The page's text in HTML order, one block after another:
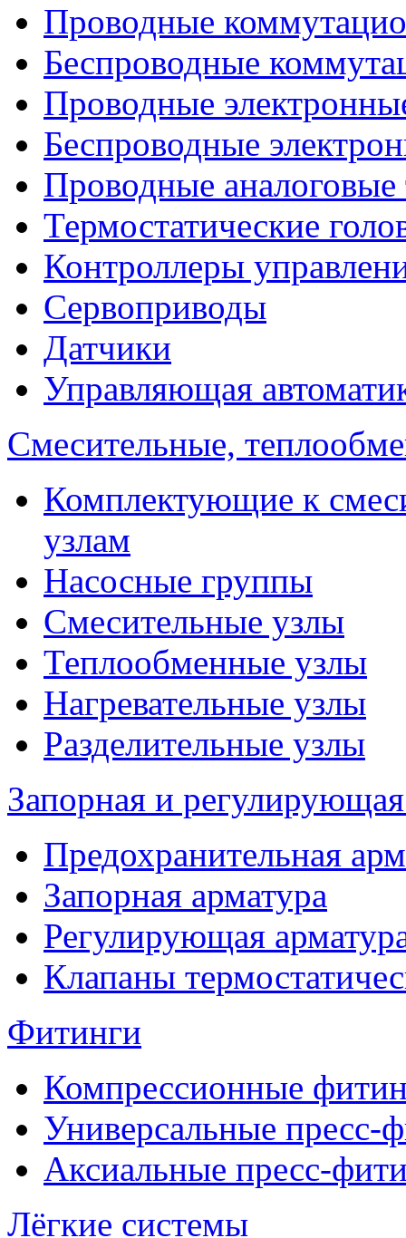
Проводные
Беспроводные
Проводные
Беспроводные
Проводные аналоговые
Термостатические
Контроллеры
Сервоприводы
Датчики
Управляющая
Смесительные,
Комплектующие к
узлам
Насосные группы
Смесительные узлы
Теплообменные узлы
Нагревательные узлы
Разделительные узлы
Запорная и
Предохранительная
Запорная арматура
Регулирующая
Клапаны
Фитинги
Компрессионные
Универсальные пресс-
Аксиальные пресс-
Лёгкие системы